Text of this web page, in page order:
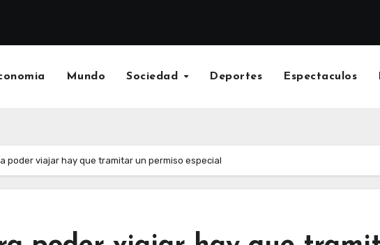
Mundo Sociedad Deportes Espectaculos
poder viajar hay que tramitar un permiso especial